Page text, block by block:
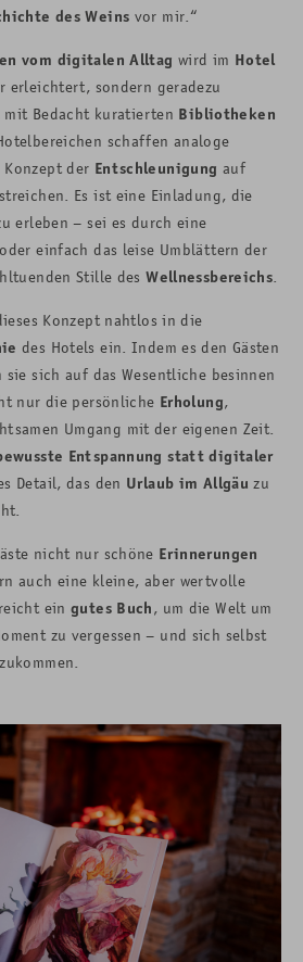
des Weins vor mir.“
vom digitalen Alltag wird im Hotel
sondern geradezu
Bedacht kuratierten Bibliotheken
schaffen analoge
Konzept der Entschleunigung auf
Es ist eine Einladung, die
erleben – sei es durch eine
oder einfach das leise Umblättern der
Stille desWellnessbereichs.
Konzept nahtlos in die
des Hotels ein. Indem es den Gästen
sich auf das Wesentliche besinnen
nur die persönliche Erholung,
Umgang mit der eigenen Zeit.
Entspannung statt digitaler
Detail, das den Urlaub im Allgäu zu
nicht nur schöne Erinnerungen
auch eine kleine, aber wertvolle
ein gutes Buch, um die Welt um
zu vergessen – und sich selbst